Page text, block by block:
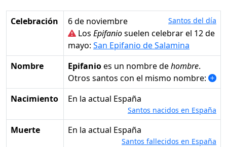
Celebración 6 de noviembre Santos del día
Los Epifaniosuelen celebrar el 12 de
mayo: San Epifanio de Salamina
Nombre
Epifanioes un nombre dehombre.
Otros santos con el mismo nombre:
Nacimiento
en la actual España
Santos nacidos en España
Muerte en la actual España
Santos fallecidos en España